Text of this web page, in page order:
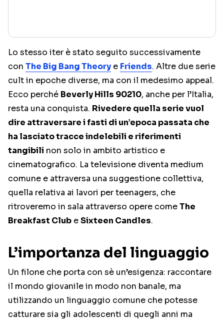
Lo stesso iter è stato seguito successivamente
con The Big Bang Theory e Friends. Altre due serie
cult in epoche diverse, ma con il medesimo appeal.
Ecco perché Beverly Hills 90210, anche per l’Italia,
resta una conquista. Rivedere quella serie vuol
dire attraversare i fasti di un’epoca passata che
ha lasciato tracce indelebili e riferimenti
tangibili non solo in ambito artistico e
cinematografico. La televisione diventa medium
comune e attraversa una suggestione collettiva,
quella relativa ai lavori per teenagers, che
ritroveremo in sala attraverso opere comeThe
Breakfast Club eSixteen Candles.
L’importanza del linguaggio
Un filone che porta con sè un’esigenza: raccontare
il mondo giovanile in modo non banale, ma
utilizzando un linguaggio comune che potesse
catturare sia gli adolescenti di quegli anni ma